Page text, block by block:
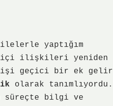
yaptığım
içi ilişkileri yeniden
işi geçici bir ek gelir
olarak tanımlıyordu.
süreçte bilgi ve